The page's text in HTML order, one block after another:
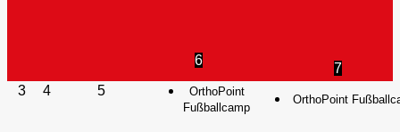
3 4 5
6
OrthoPoint
Fußballcamp
7
OrthoPoint